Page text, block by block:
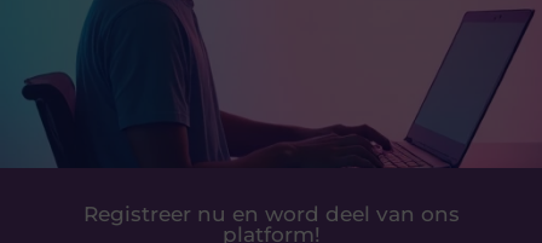
Registreer nu en word deel van ons
platform!